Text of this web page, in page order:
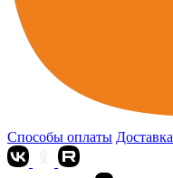
Способы оплаты Доставка